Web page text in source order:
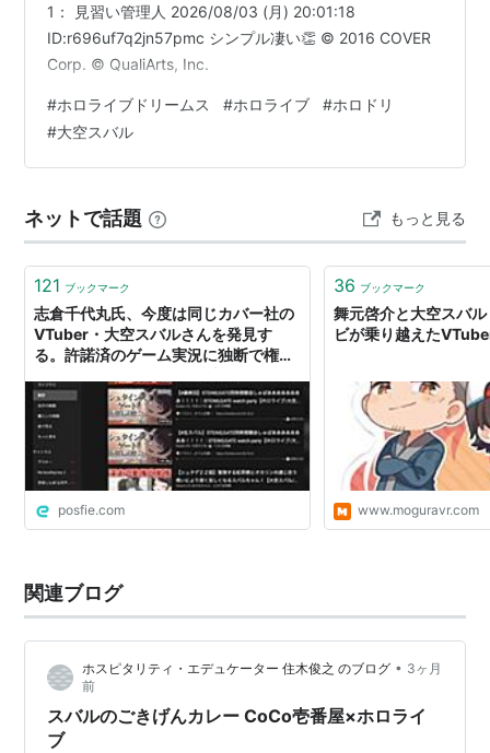
1： 見習い管理人 2026/08/03 (月) 20:01:18
ID:r696uf7q2jn57pmc シンプル凄い👏 © 2016 COVER
Corp. © QualiArts, Inc.
#ホロライブドリームス #ホロライブ #ホロドリ
#大空スバル
ネットで話題 もっと見る
121 ブックマーク
志倉千代丸氏、今度は同じカバー社の
VTuber・大空スバルさんを発見す
る。許諾済のゲーム実況に独断で権利
た後からのツイートより
posfie.com
36 ブックマーク
舞元啓介と大空スバ
ビが乗り越えた
www.moguravr.com
関連ブログ
ホスピタリティ・エデュケーター 住木俊之 のブログ • 3ヶ月
前
スバルのごきげんカレー CoCo壱番屋×ホロライ
ブ